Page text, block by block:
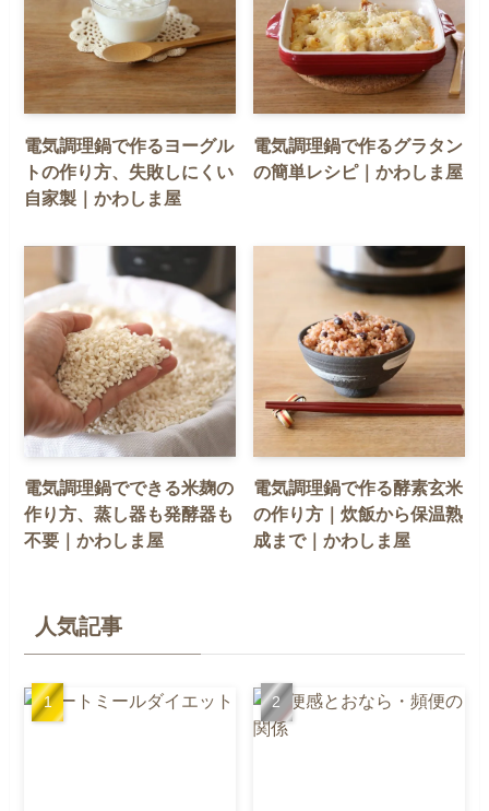
電気調理鍋で作るヨーグル
トの作り方、失敗しにくい
自家製｜かわしま屋
電気調理鍋で作るグラタン
の簡単レシピ｜かわしま屋
電気調理鍋でできる米麹の
作り方、蒸し器も発酵器も
不要｜かわしま屋
電気調理鍋で作る酵素玄米
の作り方｜炊飯から保温熟
成まで｜かわしま屋
人気記事